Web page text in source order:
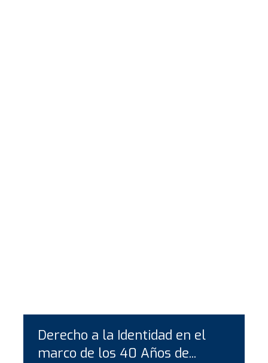
Derecho a la Identidad en el
marco de los 40 Años de...